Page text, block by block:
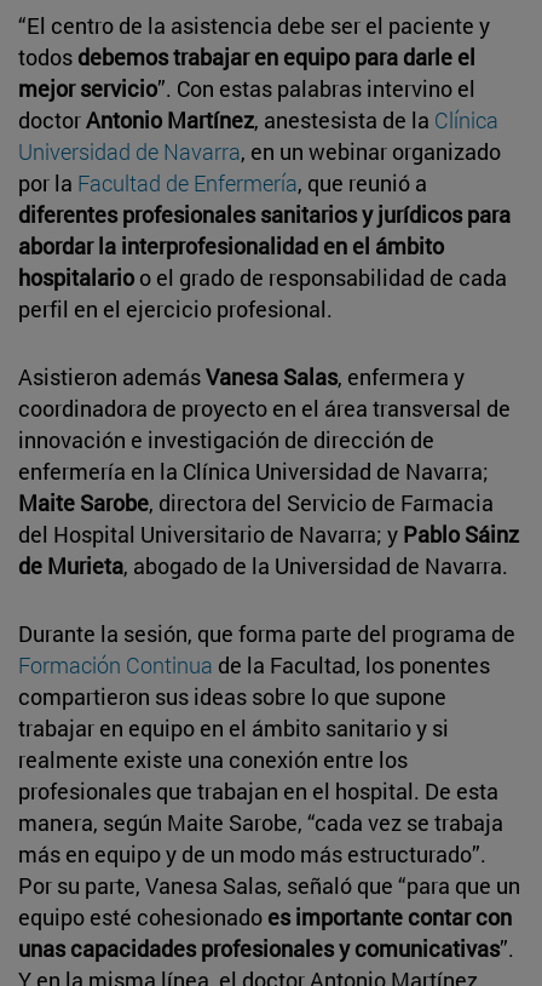
“El centro de la asistencia debe ser el paciente y
todos debemos trabajar en equipo para darle el
mejor servicio”. Con estas palabras intervino el
doctorAntonio Martínez, anestesista de la Clínica
Universidad de Navarra, en un webinar organizado
por la Facultad de Enfermería, que reunió a
diferentes profesionales sanitarios y jurídicos para
abordar la interprofesionalidad en el ámbito
hospitalario o el grado de responsabilidad de cada
perfil en el ejercicio profesional.
Asistieron ademásVanesa Salas, enfermera y
coordinadora de proyecto en el área transversal de
innovación e investigación de dirección de
enfermería en la Clínica Universidad de Navarra;
Maite Sarobe, directora del Servicio de Farmacia
del Hospital Universitario de Navarra; y Pablo Sáinz
de Murieta, abogado de la Universidad de Navarra.
Durante la sesión, que forma parte del programa de
Formación Continua de la Facultad, los ponentes
compartieron sus ideas sobre lo que supone
trabajar en equipo en el ámbito sanitario y si
realmente existe una conexión entre los
profesionales que trabajan en el hospital. De esta
manera, según Maite Sarobe, “cada vez se trabaja
más en equipo y de un modo más estructurado”.
Por su parte, Vanesa Salas, señaló que “para que un
equipo esté cohesionado es importante contar con
unas capacidades profesionales y comunicativas”.
Y en la misma línea, el doctor Antonio Martínez